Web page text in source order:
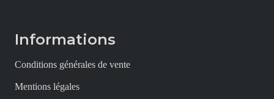
Informations
Conditions générales de vente
Mentions légales